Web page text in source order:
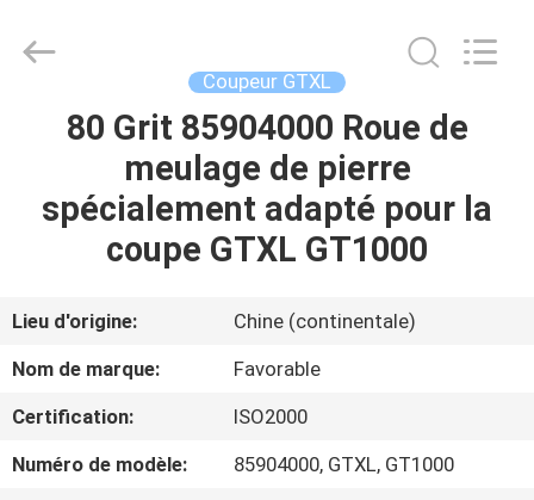
MAISON
PRODUITS
SUJET
DE
NOUS
VISITE
AUTOMATION
EQUIPMENT
Coupeur GTXL
80 Grit 85904000 Roue de
meulage de pierre
spécialement adapté pour la
coupe GTXL GT1000
Lieu d'origine:
Chine (continentale)
Nom de marque:
Favorable
Certification:
ISO2000
Numéro de modèle:
85904000, GTXL, GT1000